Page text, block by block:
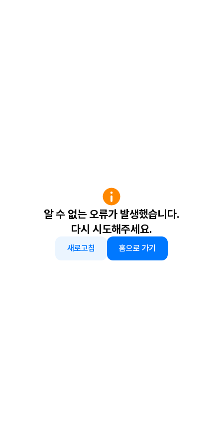
알 수 없는 오류가 발생했습니다.
다시 시도해주세요.
새로고침 홈으로 가기